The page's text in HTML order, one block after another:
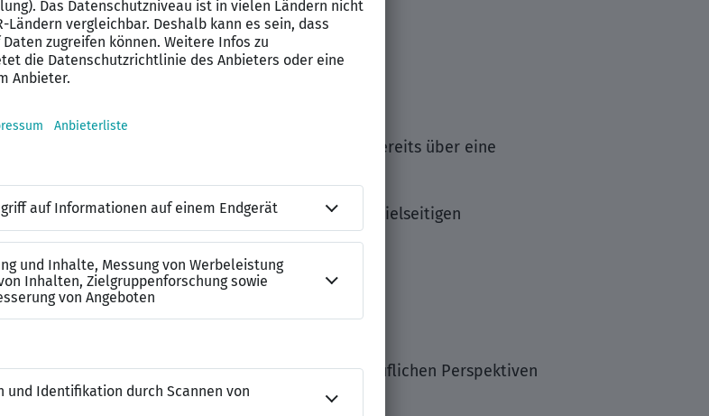
Versicherungsfachmann/-frau oder verfügen bereits über eine
in einem zukunftsorientierten Beruf mit vielseitigen
am Umgang mit Menschen.
mit attraktiven Gehaltskomponenten und beruflichen Perspektiven